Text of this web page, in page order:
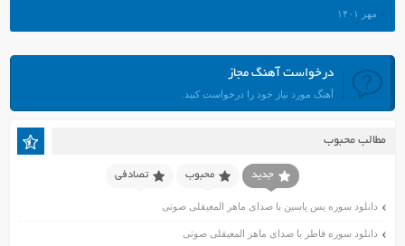
مهر ۱۴۰۱
مرداد ۱۴۰۱
تیر ۱۴۰۱
فروردین ۱۴۰۱
آذر ۱۴۰۰
درخواست آهنگ مجاز
آهنگ مورد نیاز خود را درخواست کنید.
مطالب محبوب
جدید محبوب تصادفی
دانلود سوره یس یاسین با صدای ماهر المعیقلی صوتی
دانلود سوره فاطر با صدای ماهر المعیقلی صوتی